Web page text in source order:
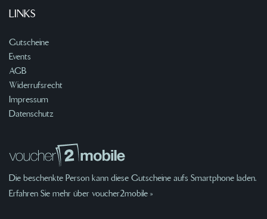
LINKS
Gutscheine
Events
AGB
Widerrufsrecht
Impressum
Datenschutz
Die beschenkte Person kann diese Gutscheine aufs Smartphone laden.
Erfahren Sie mehr über voucher2mobile »